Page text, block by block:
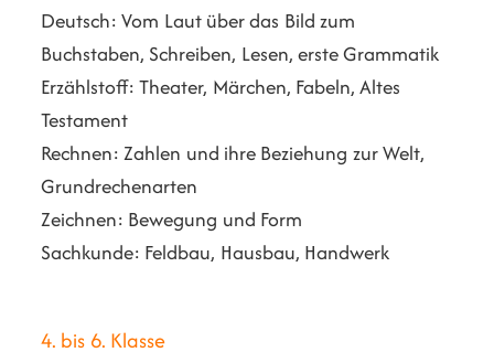
Deutsch: Vom Laut über das Bild zum
Buchstaben, Schreiben, Lesen, erste Grammatik
Erzählstoff: Theater, Märchen, Fabeln, Altes
Testament
Rechnen: Zahlen und ihre Beziehung zur Welt,
Grundrechenarten
Zeichnen: Bewegung und Form
Sachkunde: Feldbau, Hausbau, Handwerk
4. bis 6. Klasse